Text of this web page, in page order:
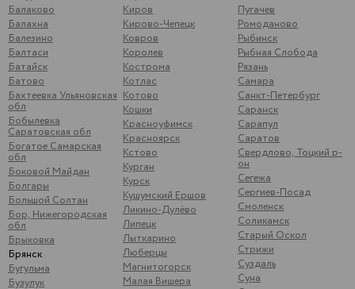
Балаково
Балахна
Балезино
Балтаси
Батайск
Батово
Бахтеевка Ульяновская
обл
Бобылевка
Саратовская обл
Богатое Самарская
обл
Боковой Майдан
Болгары
Большой Солтан
Бор, Нижегородская
обл
Брыковка
Брянск
Бугульма
Бузулук
Киров
Кирово-Чепецк
Ковров
Королев
Кострома
Котлас
Котово
Кошки
Красноуфимск
Красноярск
Кстово
Курган
Курск
Кушумский Ершов
Ликино-Дулёво
Липецк
Лыткарино
Люберцы
Магнитогорск
Малая Вишера
Пугачев
Ромоданово
Рыбинск
Рыбная Слобода
Рязань
Самара
Санкт-Петербург
Саранск
Сарапул
Саратов
Свердлово, Тоцкий р-
он
Сегежа
Сергиев-Посад
Смоленск
Соликамск
Старый Оскол
Стрижи
Суздаль
Суна